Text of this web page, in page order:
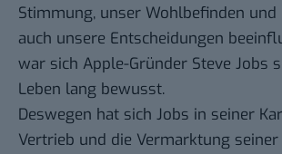
Stimmung, unser Wohlbefinden und
auch unsere Entscheidungen
war sich Apple-Gründer Steve Jobs
Leben lang bewusst.
Deswegen hat sich Jobs in seiner
Vertrieb und die Vermarktung